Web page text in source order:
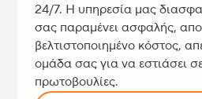
24/7. Η υπηρεσία μας
σας παραμένει ασφαλής,
βελτιστοποιημένο κόστος,
ομάδα σας για να εστιάσει
πρωτοβουλίες.